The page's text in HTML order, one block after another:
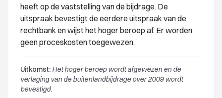
heeft op de vaststelling van de bijdrage. De
uitspraak bevestigt de eerdere uitspraak van de
rechtbank en wijst het hoger beroep af. Er worden
geen proceskosten toegewezen.
Uitkomst: Het hoger beroep wordt afgewezen en de
verlaging van de buitenlandbijdrage over 2009 wordt
bevestigd.